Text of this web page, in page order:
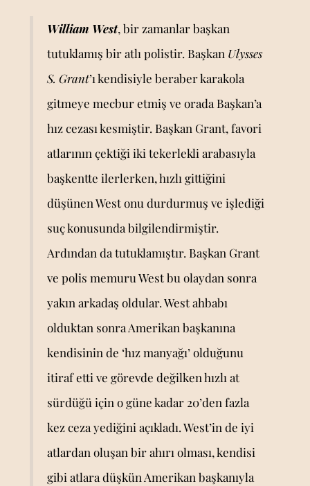
William West, bir zamanlar başkan
tutuklamış bir atlı polistir. Başkan Ulysses
S. Grant’ı kendisiyle beraber karakola
gitmeye mecbur etmiş ve orada Başkan’a
hız cezası kesmiştir. Başkan Grant, favori
atlarının çektiği iki tekerlekli arabasıyla
başkentte ilerlerken, hızlı gittiğini
düşünen West onu durdurmuş ve işlediği
suç konusunda bilgilendirmiştir.
Ardından da tutuklamıştır. Başkan Grant
ve polis memuru West bu olaydan sonra
yakın arkadaş oldular. West ahbabı
olduktan sonra Amerikan başkanına
kendisinin de ‘hız manyağı’ olduğunu
itiraf etti ve görevde değilken hızlı at
sürdüğü için o güne kadar 20’den fazla
kez ceza yediğini açıkladı. West’in de iyi
atlardan oluşan bir ahırı olması, kendisi
gibi atlara düşkün Amerikan başkanıyla